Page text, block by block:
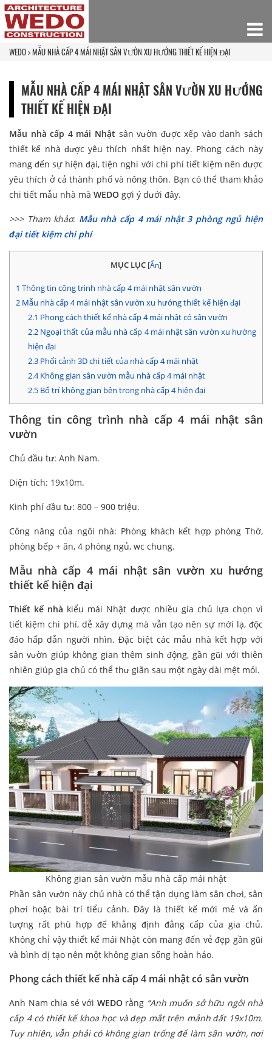
WEDO MẪU NHÀ CẤP 4 MÁI NHẬT SÂN VƯỜN XU HƯỚNG THIẾT KẾ HIỆN ĐẠI
MẪU NHÀ CẤP 4 MÁI NHẬT SÂN VƯỜN XU HƯỚNG
THIẾT KẾ HIỆN ĐẠI
Mẫu nhà cấp 4 mái Nhật sân vườn được xếp vào danh sách
thiết kế nhà được yêu thích nhất hiện nay. Phong cách này
mang đến sự hiện đại, tiện nghi với chi phí tiết kiệm nên được
yêu thích ở cả thành phố và nông thôn. Bạn có thể tham khảo
chi tiết mẫu nhà mà WEDO gợi ý dưới đây.
>>> Tham khảo: Mẫu nhà cấp 4 mái nhật 3 phòng ngủ hiện
đại tiết kiệm chi phí
MỤC LỤC [Ẩn]
1 Thông tin công trình nhà cấp 4 mái nhật sân vườn
2 Mẫu nhà cấp 4 mái nhật sân vườn xu hướng thiết kế hiện đại
2.1 Phong cách thiết kế nhà cấp 4 mái nhật có sân vườn
2.2Ngoại thất của mẫu nhà cấp 4 mái nhật sân vườn xu hướng
hiện đại
2.3Phối cảnh 3D chi tiết của nhà cấp 4 mái nhật
2.4Không gian sân vườn mẫu nhà cấp 4 mái nhật
2.5Bố trí không gian bên trong nhà cấp 4 hiện đại
Thông tin công trình nhà cấp 4 mái nhật sân
vườn
Chủ đầu tư: Anh Nam.
Diện tích: 19x10m.
Kinh phí đầu tư: 800 – 900 triệu.
Công năng của ngôi nhà: Phòng khách kết hợp phòng Thờ,
phòng bếp + ăn, 4 phòng ngủ, wc chung.
Mẫu nhà cấp 4 mái nhật sân vườn xu hướng
thiết kế hiện đại
Thiết kế nhà kiểu mái Nhật được nhiều gia chủ lựa chọn vì
tiết kiệm chi phí, dễ xây dựng mà vẫn tạo nên sự mới lạ, độc
đáo hấp dẫn người nhìn. Đặc biệt các mẫu nhà kết hợp với
sân vườn giúp không gian thêm sinh động, gần gũi với thiên
nhiên giúp gia chủ có thể thư giãn sau một ngày dài mệt mỏi.
Không gian sân vườn mẫu nhà cấp mái nhật
Phần sân vườn này chủ nhà có thể tận dụng làm sân chơi, sân
phơi hoặc bài trí tiểu cảnh. Đây là thiết kế mới mẻ và ấn
tượng rất phù hợp để khẳng định đẳng cấp của gia chủ.
Không chỉ vậy thiết kế mái Nhật còn mang đến vẻ đẹp gần gũi
và bình dị tạo nên một không gian sống hoàn hảo.
Phong cách thiết kế nhà cấp 4 mái nhật có sân vườn
Anh Nam chia sẻ với WEDOrằng “Anh muốn sở hữu ngôi nhà
cấp 4 có thiết kế khoa học và đẹp mắt trên mảnh đất 19x10m.
Tuy nhiên, vẫn phải có không gian trống để làm sân vườn, nơi